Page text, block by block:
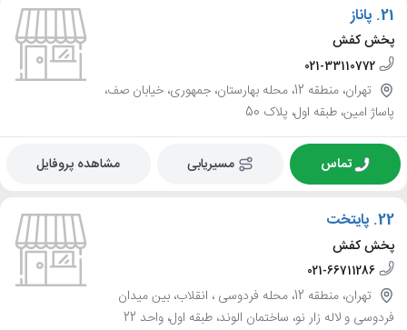
21. پاناز
پخش کفش
021-33110772
تهران، منطقه 12، محله بهارستان، جمهوری، خیابان صف،
پاساژ امین، طبقه اول، پلاک 50
تماس مسیریابی مشاهده پروفایل
22. پایتخت
پخش کفش
021-66711286
تهران، منطقه 12، محله فردوسی ، انقلاب، بین میدان
فردوسی و لاله زار نو، ساختمان الوند، طبقه اول، واحد 22